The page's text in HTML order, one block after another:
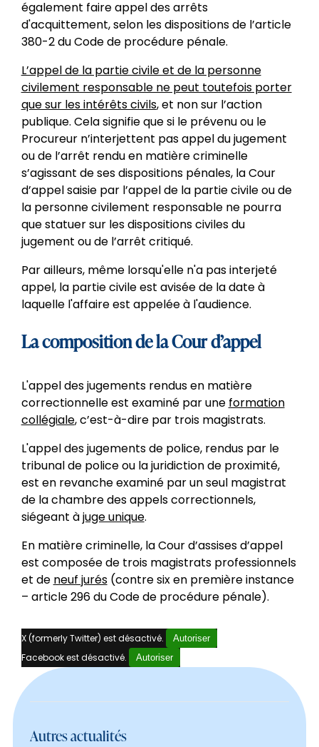
également faire appel des arrêts
d'acquittement, selon les dispositions de l’article
380-2 du Code de procédure pénale.
L’appel de la partie civile et de la personne
civilement responsable ne peut toutefois porter
que sur les intérêts civils, et non sur l’action
publique. Cela signifie que si le prévenu ou le
Procureur n’interjettent pas appel du jugement
ou de l’arrêt rendu en matière criminelle
s’agissant de ses dispositions pénales, la Cour
d’appel saisie par l’appel de la partie civile ou de
la personne civilement responsable ne pourra
que statuer sur les dispositions civiles du
jugement ou de l’arrêt critiqué.
Par ailleurs, même lorsqu'elle n'a pas interjeté
appel, la partie civile est avisée de la date à
laquelle l'affaire est appelée à l'audience.
La composition de la Cour d’appel
L'appel des jugements rendus en matière
correctionnelle est examiné par une formation
collégiale, c’est-à-dire par trois magistrats.
L'appel des jugements de police, rendus par le
tribunal de police ou la juridiction de proximité,
est en revanche examiné par un seul magistrat
de la chambre des appels correctionnels,
siégeant àjuge unique.
En matière criminelle, la Cour d’assises d’appel
est composée de trois magistrats professionnels
et de neuf jurés(contre six en première instance
– article 296 du Code de procédure pénale).
X (formerly Twitter) est désactivé. Autoriser
Facebook est désactivé. Autoriser
Autres actualités